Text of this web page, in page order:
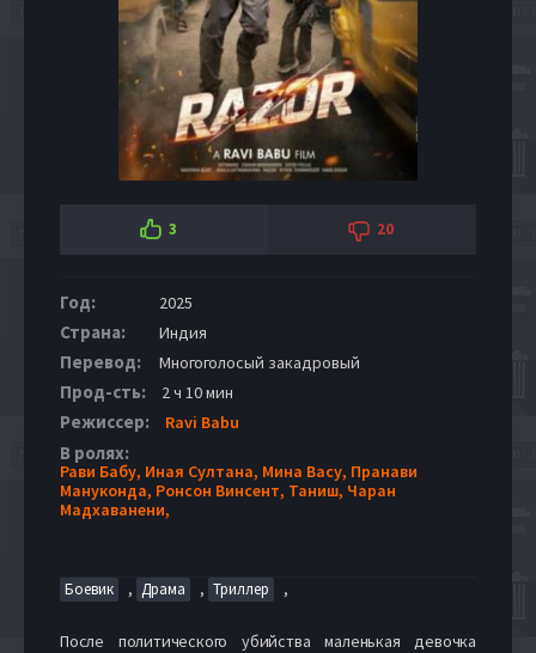
3 20
Год: 2025
Страна: Индия
Перевод: Многоголосый закадровый
Прод-сть: 2 ч 10 мин
Режиссер: Ravi Babu
В ролях:
Рави Бабу, Иная Султана, Мина Васу, Пранави
Мануконда, Ронсон Винсент, Таниш, Чаран
Мадхаванени,
Боевик , Драма , Триллер ,
После политического убийства маленькая девочка